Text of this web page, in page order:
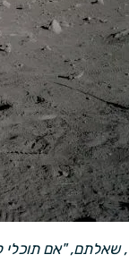
שאלתם, "אם תוכלי